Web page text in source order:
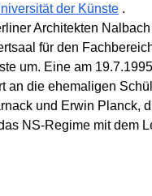
der Künste .
Architekten
für den
um. Eine am
an die ehemaligen
und Erwin Planck,
NS-Regime mit dem